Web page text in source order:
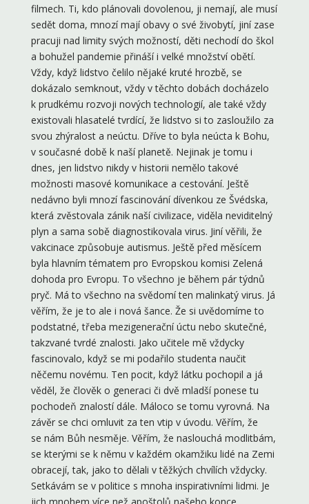
filmech. Ti, kdo plánovali dovolenou, ji nemají, ale musí
sedět doma, mnozí mají obavy o své živobytí, jiní zase
pracuji nad limity svých možností, děti nechodí do škol
a bohužel pandemie přináší i velké množství obětí.
Vždy, když lidstvo čelilo nějaké kruté hrozbě, se
dokázalo semknout, vždy v těchto dobách docházelo
k prudkému rozvoji nových technologií, ale také vždy
existovali hlasatelé tvrdící, že lidstvo si to zasloužilo za
svou zhýralost a neúctu. Dříve to byla neúcta k Bohu,
v současné době k naší planetě. Nejinak je tomu i
dnes, jen lidstvo nikdy v historii nemělo takové
možnosti masové komunikace a cestování. Ještě
nedávno byli mnozí fascinování dívenkou ze Švédska,
která zvěstovala zánik naší civilizace, viděla neviditelný
plyn a sama sobě diagnostikovala virus. Jiní věřili, že
vakcinace způsobuje autismus. Ještě před měsícem
byla hlavním tématem pro Evropskou komisi Zelená
dohoda pro Evropu. To všechno je během pár týdnů
pryč. Má to všechno na svědomí ten malinkatý virus. Já
věřím, že je to ale i nová šance. Že si uvědomíme to
podstatné, třeba mezigenerační úctu nebo skutečné,
takzvané tvrdé znalosti. Jako učitele mě vždycky
fascinovalo, když se mi podařilo studenta naučit
něčemu novému. Ten pocit, když látku pochopil a já
věděl, že člověk o generaci či dvě mladší ponese tu
pochodeň znalostí dále. Máloco se tomu vyrovná. Na
závěr se chci omluvit za ten vtip v úvodu. Věřím, že
se nám Bůh nesměje. Věřím, že naslouchá modlitbám,
se kterými se k němu v každém okamžiku lidé na Zemi
obracejí, tak, jako to dělali v těžkých chvílích vždycky.
Setkávám se v politice s mnoha inspirativními lidmi. Je
jich mnohem více než apoštolů našeho konce.